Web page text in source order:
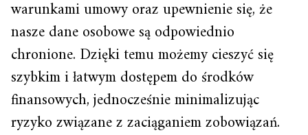
warunkami umowy oraz upewnienie się, że
nasze dane osobowe są odpowiednio
chronione. Dzięki temu możemy cieszyć się
szybkim i łatwym dostępem do środków
finansowych, jednocześnie minimalizując
ryzyko związane z zaciąganiem zobowiązań.